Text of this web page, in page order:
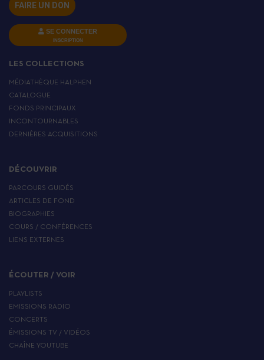
FAIRE UN DON
SE CONNECTER
INSCRIPTION
LES COLLECTIONS
MÉDIATHÈQUE HALPHEN
CATALOGUE
FONDS PRINCIPAUX
INCONTOURNABLES
DERNIÈRES ACQUISITIONS
DÉCOUVRIR
PARCOURS GUIDÉS
ARTICLES DE FOND
BIOGRAPHIES
COURS / CONFÉRENCES
LIENS EXTERNES
ÉCOUTER / VOIR
PLAYLISTS
EMISSIONS RADIO
CONCERTS
ÉMISSIONS TV / VIDÉOS
CHAÎNE YOUTUBE